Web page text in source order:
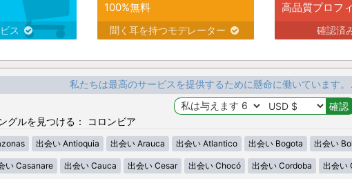
ス
100%無料
聞く耳を持つモデレーター
高品質プロフ
確認済
私たちは最高のサービスを提供するために懸命に働いています
グルを見つける： コロンビア
出会い Antioquia 出会い Arauca 出会い Atlantico 出会い Bogota 出会い
い Casanare 出会い Cauca 出会い Cesar 出会い Chocó 出会い Cordoba 出会い